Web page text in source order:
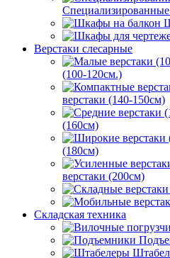
Верстаки слесарные
(100-120см.)
верстаки (140-150см)
(160см)
(180см)
верстаки (200см)
Складская техника